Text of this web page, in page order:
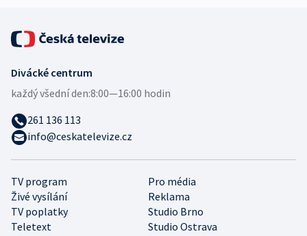
TV program
Pro média
Živé vysílání
Reklama
TV poplatky
Studio Brno
Teletext
Studio Ostrava
Divácké centrum
každý všední den:8:00—16:00 hodin
261 136 113
info@ceskatelevize.cz